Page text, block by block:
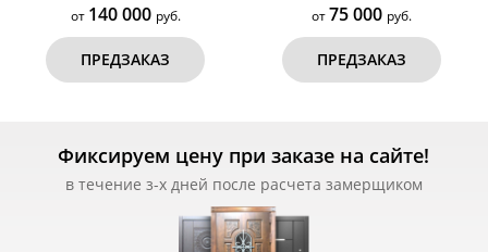
от 140 000 руб.
ПРЕДЗАКАЗ
от75 000 руб.
ПРЕДЗАКАЗ
Фиксируем цену при заказе на сайте!
в течение з-х дней после расчета замерщиком